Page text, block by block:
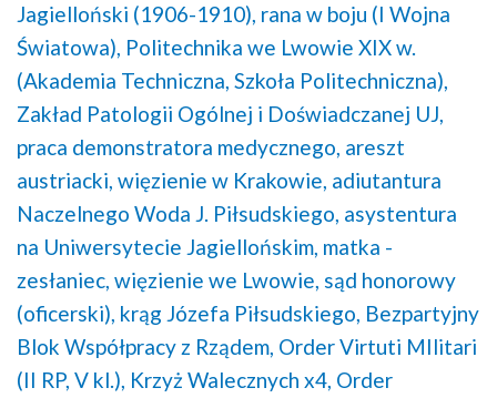
Jagielloński (1906-1910), rana w boju (I Wojna
Światowa), Politechnika we Lwowie XIX w.
(Akademia Techniczna, Szkoła Politechniczna),
Zakład Patologii Ogólnej i Doświadczanej UJ,
praca demonstratora medycznego, areszt
austriacki, więzienie w Krakowie, adiutantura
Naczelnego Woda J. Piłsudskiego, asystentura
na Uniwersytecie Jagiellońskim, matka -
zesłaniec, więzienie we Lwowie, sąd honorowy
(oficerski), krąg Józefa Piłsudskiego, Bezpartyjny
Blok Współpracy z Rządem, Order Virtuti MIlitari
(II RP, V kl.), Krzyż Walecznych x4, Order